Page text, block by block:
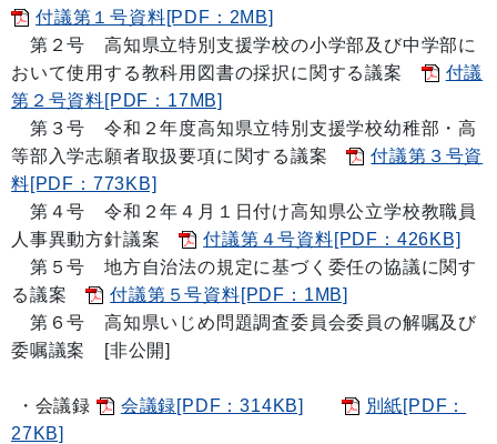
付議第１号資料[PDF：2MB]
第２号 高知県立特別支援学校の小学部及び中学部に
おいて使用する教科用図書の採択に関する議案
付議
第２号資料[PDF：17MB]
第３号 令和２年度高知県立特別支援学校幼稚部・高
等部入学志願者取扱要項に関する議案
付議第３号資
料[PDF：773KB]
第４号 令和２年４月１日付け高知県公立学校教職員
人事異動方針議案
付議第４号資料[PDF：426KB]
第５号 地方自治法の規定に基づく委任の協議に関す
る議案
付議第５号資料[PDF：1MB]
第６号 高知県いじめ問題調査委員会委員の解嘱及び
委嘱議案 [非公開]
・会議録 会議録[PDF：314KB]
別紙[PDF：
27KB]